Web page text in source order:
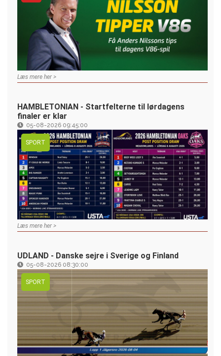
Læs mere her >
HAMBLETONIAN - Startfelterne til lørdagens
finaler er klar
05-08-2026 09:45:00
SPORT
Læs mere her >
UDLAND - Danske sejre i Sverige og Finland
05-08-2026 08:30:00
SPORT